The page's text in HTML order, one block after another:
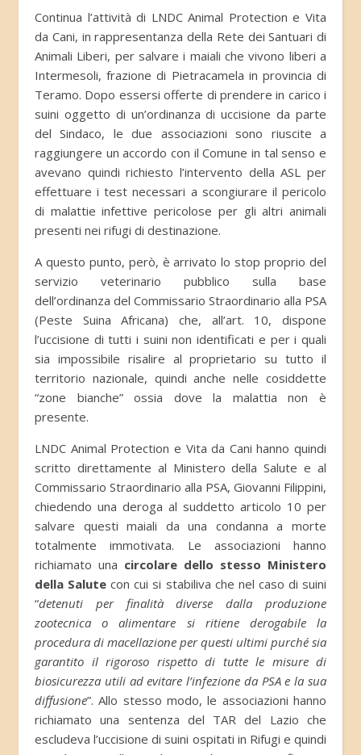
Continua l’attività di LNDC Animal Protection e Vita
da Cani, in rappresentanza della Rete dei Santuari di
Animali Liberi, per salvare i maiali che vivono liberi a
Intermesoli, frazione di Pietracamela in provincia di
Teramo. Dopo essersi offerte di prendere in carico i
suini oggetto di un’ordinanza di uccisione da parte
del Sindaco, le due associazioni sono riuscite a
raggiungere un accordo con il Comune in tal senso e
avevano quindi richiesto l’intervento della ASL per
effettuare i test necessari a scongiurare il pericolo
di malattie infettive pericolose per gli altri animali
presenti nei rifugi di destinazione.
A questo punto, però, è arrivato lo stop proprio del
servizio veterinario pubblico sulla base
dell’ordinanza del Commissario Straordinario alla PSA
(Peste Suina Africana) che, all’art. 10, dispone
l’uccisione di tutti i suini non identificati e per i quali
sia impossibile risalire al proprietario su tutto il
territorio nazionale, quindi anche nelle cosiddette
“zone bianche” ossia dove la malattia non è
presente.
LNDC Animal Protection e Vita da Cani hanno quindi
scritto direttamente al Ministero della Salute e al
Commissario Straordinario alla PSA, Giovanni Filippini,
chiedendo una deroga al suddetto articolo 10 per
salvare questi maiali da una condanna a morte
totalmente immotivata. Le associazioni hanno
richiamato una circolare dello stesso Ministero
della Salute con cui si stabiliva che nel caso di suini
“detenuti per finalità diverse dalla produzione
zootecnica o alimentare si ritiene derogabile la
procedura di macellazione per questi ultimi purché sia
garantito il rigoroso rispetto di tutte le misure di
biosicurezza utili ad evitare l’infezione da PSA e la sua
diffusione”. Allo stesso modo, le associazioni hanno
richiamato una sentenza del TAR del Lazio che
escludeva l’uccisione di suini ospitati in Rifugi e quindi